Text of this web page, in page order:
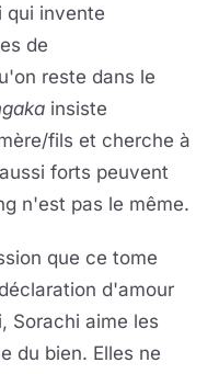
qui invente
de
reste dans le
insiste
fils et cherche à
forts peuvent
n'est pas le même.
que ce tome
d'amour
Sorachi aime les
du bien. Elles ne